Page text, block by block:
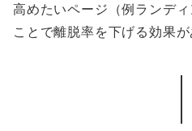
高めたいページ（例ランデ
ことで離脱率を下げる効果が